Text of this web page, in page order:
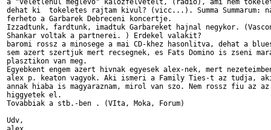
a "veletlenul meglevo" kalozfelvetelt, (radio), ami nem
dehat ki  tokeletes rajtam kivul? (vicc...). Summa Summarum:
ferheto a Garbarek Debreceni koncertje.
Izzadtunk, fardtunk, imadtuk Garbareket hajnal negykor.
Shankar voltak a partnerei. ) Erdekel valakit?
baromi rossz a minosege a mai CD-khez hasonlitva, dehat a
sem azert szertjuk mert recsegnek, es Fats Domino is zseni
plasztikon van meg.
Egyebkent engem azert hivnak egyesek alex-nek, mert
alex p. keaton vagyok. Aki ismeri a Family Ties-t az tudja, aki
annak hiaba is magyaraznam, mirol van szo. Nem rossz fiu az
higgyetek el.
Tovabbiak a stb.-ben . (VIta, Moka, Forum)
Udv,